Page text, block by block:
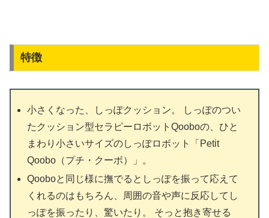
特徴
小さくなった、しっぽクッション。 しっぽのつい
たクッション型セラピーロボットQooboの、ひと
まわり小さいサイズのしっぽロボット「Petit
Qoobo（プチ・クーボ）」。
Qooboと同じ様に撫でるとしっぽを振って応えて
くれるのはもちろん、周囲の音や声に反応してし
っぽを振ったり、驚いたり。 そっと抱き寄せる